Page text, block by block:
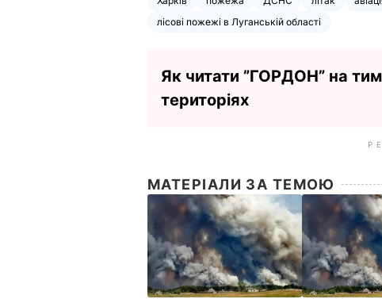
лісові пожежі в Луганській області
Як читати ”ГОРДОН” на
територіях
МАТЕРІАЛИ ЗА ТЕМОЮ